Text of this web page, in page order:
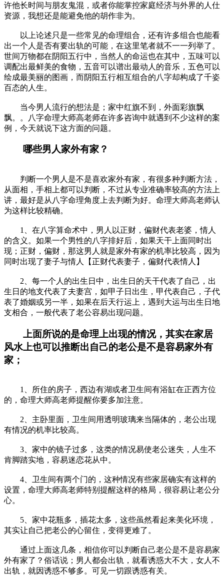
许他长时间与朋友鬼混，或者你能掌控家庭经济与外界的人仕
资源，我想还是能避免他的胡作非为。
以上论述只是一些常见的命理组合，还有许多组合也能看
出一个人是否有要出轨的可能，在这里笔者就不一一列举了。
世间万物都在阴阳五行中，当然人的命运也在其中，五味可以
调配出最鲜美的食物，五音可以谱出最动人的音乐，五色可以
绘成最美丽的图画，而阴阳五行相互组合的八字却构成了千姿
百态的人生。
当今男人流行的想法是；家中红旗不到，外面彩旗飘
飘。。八字命理大师高老师在许多咨询中就遇到不少这样的案
例，今天就说下这方面的问题。
哪些男人家外有家？
判断一个男人是不是喜欢家外有家，有很多种判断方法，
从面相，手相上都可以判断，不过从专业准确率较高的方法上
讲，最好是从八字命理角度上去判断为好。命理大师高老师认
为这样比较精确。
1、在八字算命术中，男人以正财，偏财代表老婆，情人
的含义。如果一个男性的八字排好后，如果天干上面同时出
现；正财，偏财，那这男人就是家外有家的机率比较高，因为
同时出现了妻子与情人【正财代表妻子，偏财代表情人】
2、每一个人的出生日中，出生日的天干代表了自己，出
生日的地支代表了夫妻宫，如甲子日出生，甲代表自己，子代
表了婚姻或另一半，如果在后天行运上，遇到大运与出生日地
支相合，一般代表了老公容易出现问题。
上面所说的是命理上出现的情况，其实在家居
风水上也可以推断出自己的老公是不是容易家外有
家；
1、所住的房子，西边有湖或者卫生间有浴缸在正西方位
的，命理大师高老师提醒你要多加注意。
2、主卧里面，卫生间用透明玻璃来当隔体的，老公出现
有情况的机率比较高。
3、家中的镜子过多，这类的情况易使老公迷失，人生不
肯脚踏实地，容易迷恋花从中。
4、卫生间有两个门的，这种情况有些家居确实有这样的
设置，命理大师高老师特别提醒这样的格局，很容易让老公分
心。
5、家中花瓶多，插花太多，这些虽然看起来美化环境，
其实让自己把老公的心留住，变得更难了。
通过上面这几条，相信你可以判断自己老公是不是容易家
外有家了？俗话说；男人都会出轨，就看诱惑大不大，女人不
出轨，就因诱惑不够多。可见一切跟诱惑有关。